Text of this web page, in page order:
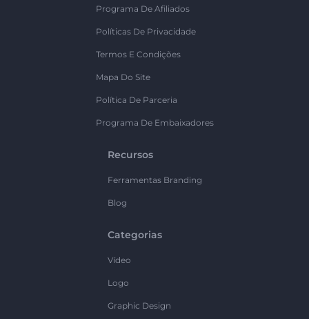
Programa De Afiliados
Políticas De Privacidade
Termos E Condições
Mapa Do Site
Política De Parceria
Programa De Embaixadores
Recursos
Ferramentas Branding
Blog
Categorias
Vídeo
Logo
Graphic Design